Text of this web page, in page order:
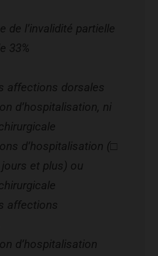
de l’invalidité partielle
33%
affections dorsales
d’hospitalisation, ni
d’hospitalisation (□
et plus) ou
affections
d’hospitalisation